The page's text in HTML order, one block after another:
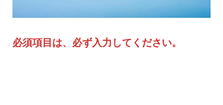
必須項目は、必ず入力してください。